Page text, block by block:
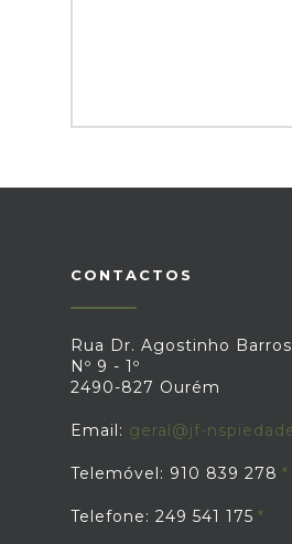
CONTACTOS
Rua Dr. Agostinho
Nº 9 - 1º
2490-827 Ourém
Email: geral@jf-
Telemóvel: 910 839 278
Telefone: 249 541 175